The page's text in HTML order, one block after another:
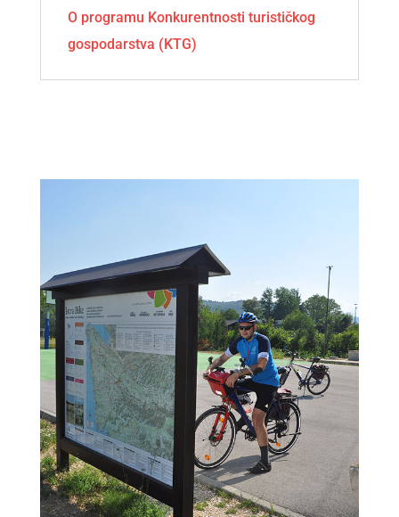
O programu Konkurentnosti turističkog
gospodarstva (KTG)